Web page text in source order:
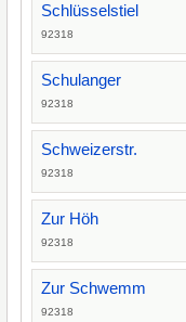
Schlüsselstiel
92318
Schulanger
92318
Schweizerstr.
92318
Zur Höh
92318
Zur Schwemm
92318